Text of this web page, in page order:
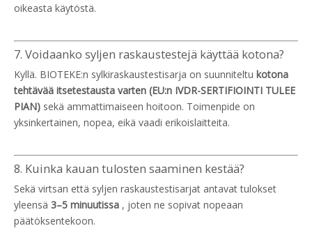
oikeasta käytöstä.
7. Voidaanko syljen raskaustestejä käyttää kotona?
Kyllä. BIOTEKE:n sylkiraskaustestisarja on suunniteltu kotona
tehtävää itsetestausta varten (EU:n IVDR-SERTIFIOINTI TULEE
PIAN) sekä ammattimaiseen hoitoon. Toimenpide on
yksinkertainen, nopea, eikä vaadi erikoislaitteita.
8. Kuinka kauan tulosten saaminen kestää?
Sekä virtsan että syljen raskaustestisarjat antavat tulokset
yleensä 3–5 minuutissa , joten ne sopivat nopeaan
päätöksentekoon.